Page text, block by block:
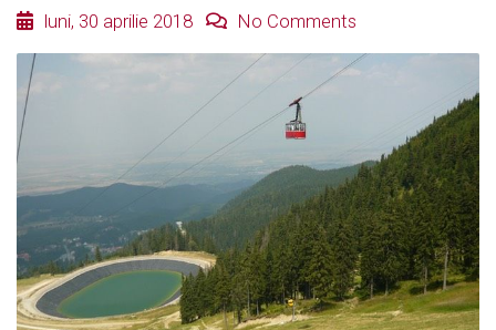
luni, 30 aprilie 2018 No Comments